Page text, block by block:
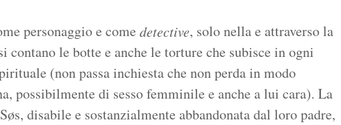
personaggio e come detective, solo nella e attraverso la
contano le botte e anche le torture che subisce in ogni
(non passa inchiesta che non perda in modo
possibilmente di sesso femminile e anche a lui cara). La
disabile e sostanzialmente abbandonata dal loro padre,